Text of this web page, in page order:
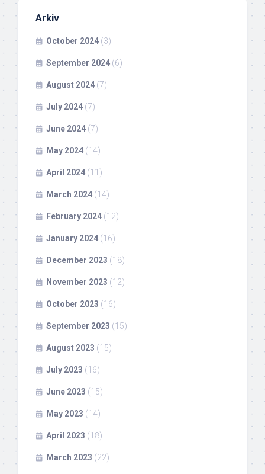
Arkiv
October 2024 (3)
September 2024 (6)
August 2024 (7)
July 2024 (7)
June 2024 (7)
May 2024 (14)
April 2024 (11)
March 2024 (14)
February 2024 (12)
January 2024 (16)
December 2023 (18)
November 2023 (12)
October 2023 (16)
September 2023 (15)
August 2023 (15)
July 2023 (16)
June 2023 (15)
May 2023 (14)
April 2023 (18)
March 2023 (22)